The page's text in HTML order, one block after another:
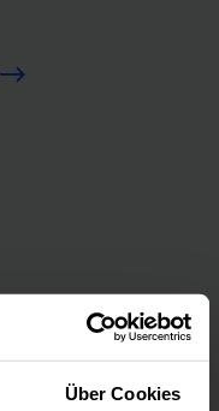
Über Cookies
in